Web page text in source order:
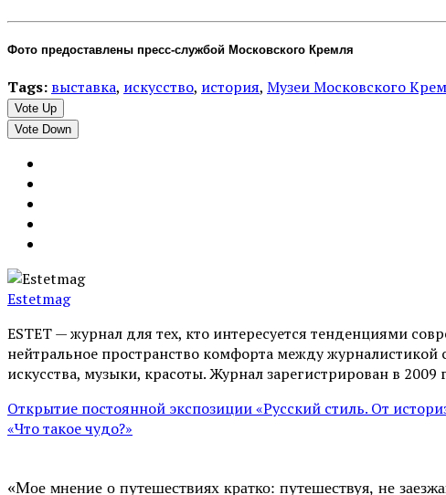
Фото предоставлены пресс-службой Московского Кремля
Tags: выставка, искусство, история, Музеи Московского
Vote Up
Vote Down
Estetmag
ESTET — журнал для тех, кто интересуeтся тенденциями
нейтральное пространство комфорта между журналистикой
искусства, музыки, красоты. Журнал зарегистрирован в 2009
Открытие постоянной экспозиции «Русский стиль. От
«Что такое чудо?»
«Мое мнение о путешествиях кратко: путешествуя, не